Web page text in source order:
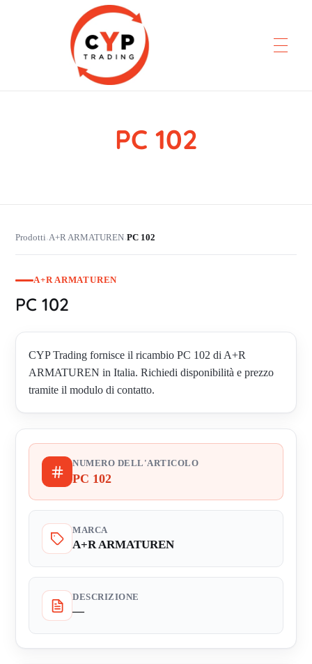
PC 102
Prodotti›A+R ARMATUREN›PC 102
A+R ARMATUREN
PC 102
CYP Trading fornisce il ricambio PC 102 di A+R
ARMATUREN in Italia. Richiedi disponibilità e prezzo
tramite il modulo di contatto.
NUMERO DELL'ARTICOLO
PC 102
MARCA
A+R ARMATUREN
DESCRIZIONE
—